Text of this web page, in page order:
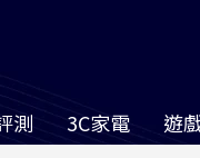
測 3C家電 遊